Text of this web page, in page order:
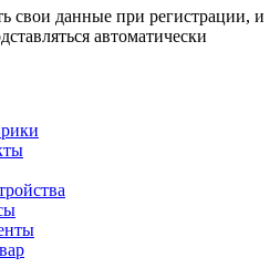
свои данные при регистрации, и
автоматически